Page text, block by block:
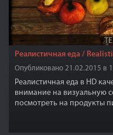
Реалистичная еда /
Опубликовано 21.02.2015 в
Реалистичная еда в HD
внимание на визуальную
посмотреть на продукты